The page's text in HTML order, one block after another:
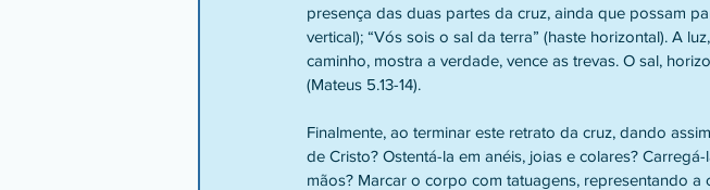
presença das duas partes da cruz, ainda que possam
vertical); “Vós sois o sal da terra” (haste horizontal). A
caminho, mostra a verdade, vence as trevas. O sal,
(Mateus 5.13-14).
Finalmente, ao terminar este retrato da cruz, dando
de Cristo? Ostentá-la em anéis, joias e colares?
mãos? Marcar o corpo com tatuagens, representando